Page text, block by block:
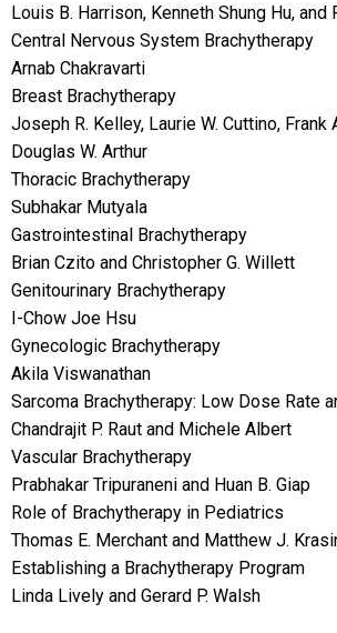
Louis B. Harrison, Kenneth Shung Hu, and
Central Nervous System Brachytherapy
Arnab Chakravarti
Breast Brachytherapy
Joseph R. Kelley, Laurie W. Cuttino, Frank
Douglas W. Arthur
Thoracic Brachytherapy
Subhakar Mutyala
Gastrointestinal Brachytherapy
Brian Czito and Christopher G. Willett
Genitourinary Brachytherapy
I-Chow Joe Hsu
Gynecologic Brachytherapy
Akila Viswanathan
Sarcoma Brachytherapy: Low Dose Rate
Chandrajit P. Raut and Michele Albert
Vascular Brachytherapy
Prabhakar Tripuraneni and Huan B. Giap
Role of Brachytherapy in Pediatrics
Thomas E. Merchant and Matthew J.
Establishing a Brachytherapy Program
Linda Lively and Gerard P. Walsh